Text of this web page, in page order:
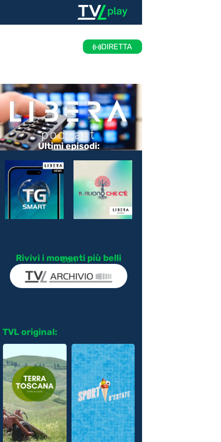
DIRETTA
Ultimi episodi:
Rivivi i momenti più belli
con
TVL original: